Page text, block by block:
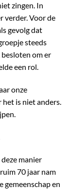
zingen. In
verder. Voor de
gevolg dat
steeds
om er
een rol.
onze
het is niet anders.
manier
70 jaar nam
gemeenschap en